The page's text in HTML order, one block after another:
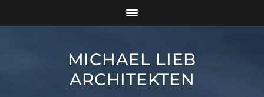
MICHAEL LIEB
ARCHITEKTEN